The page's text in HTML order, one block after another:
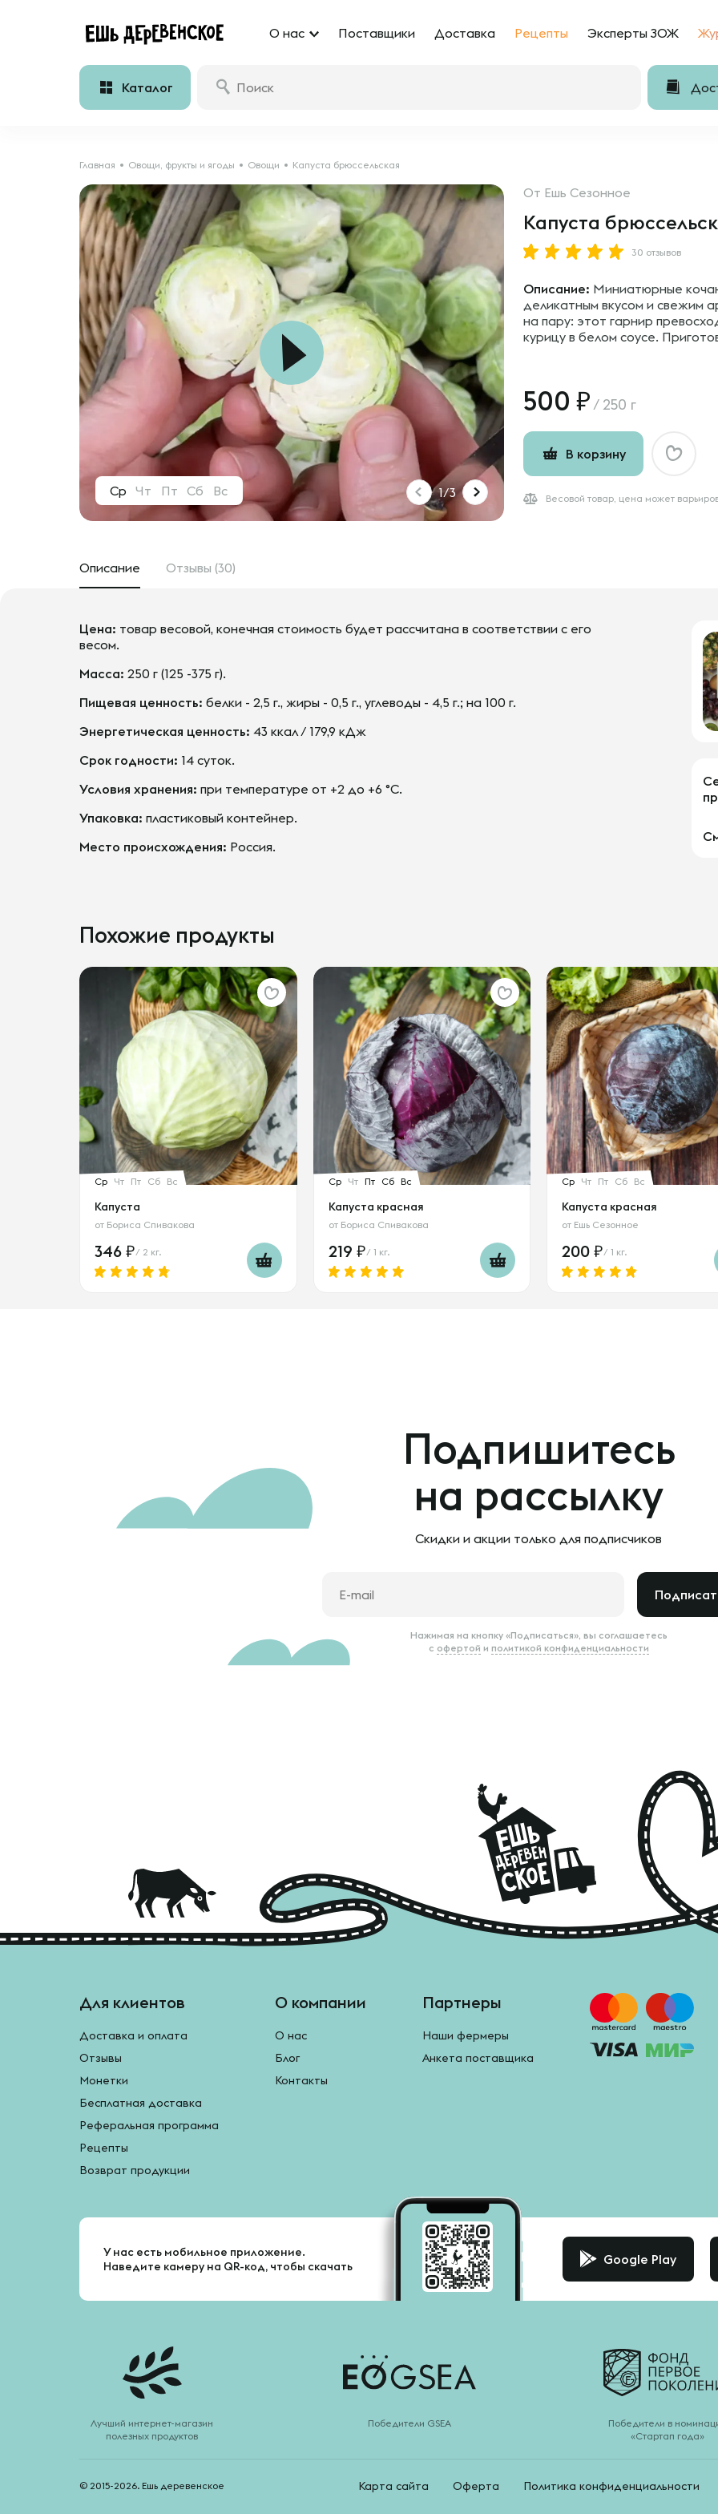
О нас Поставщики Доставка Рецепты Эксперты ЗОЖ
Каталог
Главная Овощи, фрукты и ягоды Овощи Капуста брюссельская
1/3
Ср Чт Пт Сб Вс
От Ешь Сезонное
Капуста
30 отзывов
Описание: Миниатюрные
деликатным вкусом и свежим
на пару: этот гарнир
курицу в белом соусе.
500 / 250 г
В корзину
Весовой товар, цена может
Описание Отзывы (30)
Цена: товар весовой, конечная стоимость будет рассчитана в соответствии с его
весом.
Масса: 250 г (125 -375 г).
Пищевая ценность: белки - 2,5 г., жиры - 0,5 г., углеводы - 4,5 г.; на 100 г.
Энергетическая ценность: 43 ккал / 179,9 кДж
Срок годности: 14 суток.
Условия хранения: при температуре от +2 до +6 °С.
Упаковка: пластиковый контейнер.
Место происхождения: Россия.
Похожие продукты
Ср Чт Пт Сб Вс
Капуста
от Бориса Спивакова
346 / 2 кг.
Ср Чт Пт Сб Вс
Капуста красная
от Бориса Спивакова
219 / 1 кг.
Ср Чт Пт Сб Вс
Капуста красная
от Ешь Сезонное
200 / 1 кг.
Подпишитесь
на рассылку
Скидки и акции только для подписчиков
Нажимая на кнопку «Подписаться», вы соглашаетесь
с офертой и политикой конфиденциальности
Для клиентов
Доставка и оплата
Отзывы
Монетки
Бесплатная доставка
Реферальная программа
Рецепты
Возврат продукции
О компании
О нас
Блог
Контакты
Партнеры
Наши фермеры
Анкета поставщика
У нас есть мобильное приложение.
Наведите камеру на QR-код, чтобы скачать
Google Play
Лучший интернет-магазин
полезных продуктов
Победители GSEA
Победители в
«Стартап года»
© 2015-2026. Ешь деревенское Карта сайта Оферта Политика конфиденциальности